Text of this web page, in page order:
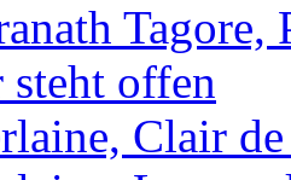
Tagore,
offen
Clair